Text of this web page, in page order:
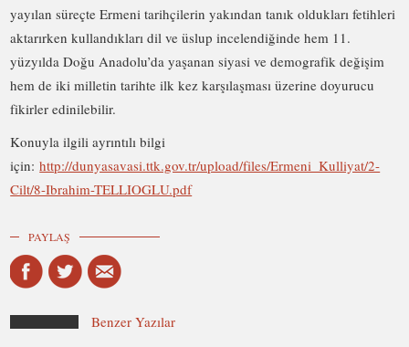
yayılan süreçte Ermeni tarihçilerin yakından tanık oldukları fetihleri
aktarırken kullandıkları dil ve üslup incelendiğinde hem 11.
yüzyılda Doğu Anadolu’da yaşanan siyasi ve demografik değişim
hem de iki milletin tarihte ilk kez karşılaşması üzerine doyurucu
fikirler edinilebilir.
Konuyla ilgili ayrıntılı bilgi
için:http://dunyasavasi.ttk.gov.tr/upload/files/Ermeni_Kulliyat/2-
Cilt/8-Ibrahim-TELLIOGLU.pdf
PAYLAŞ
Benzer Yazılar